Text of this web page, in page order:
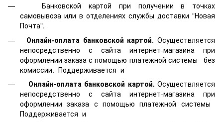
Банковской картой при получении в точках
самовывоза или в отделениях службы доставки "Новая
Почта".
Онлайн-оплата банковской картой. Осуществляется
непосредственно с сайта интернет-магазина при
оформлении заказа с помощью платежной системы
без
комиссии. Поддерживается и
Онлайн-оплата банковской картой. Осуществляется
непосредственно с сайта интернет-магазина при
оформлении заказа с помощью платежной системы
Поддерживается и